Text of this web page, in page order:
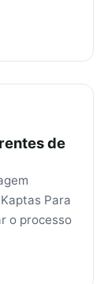
de
Para
o processo